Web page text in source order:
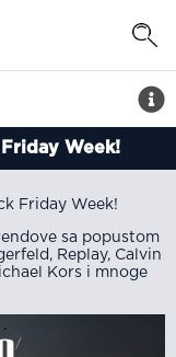
Week!
Friday Week!
sa popustom
Replay, Calvin
Kors i mnoge